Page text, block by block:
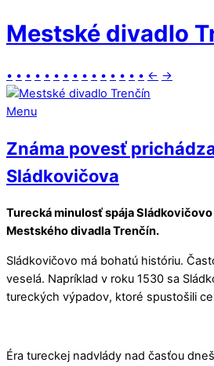
Mestské divadlo
• • • • • • • • • • • • • • • ← →
Menu
Známa povesť
Sládkovičova
Turecká minulosť spája
Mestského divadla Trenčín.
Sládkovičovo má bohatú históriu.
veselá. Napríklad v roku 1530 sa
tureckých výpadov, ktoré spustošili
Éra tureckej nadvlády nad časťou